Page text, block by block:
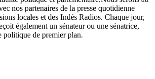
nos partenaires de la presse quotidienne
locales et des Indés Radios. Chaque jour,
également un sénateur ou une sénatrice,
politique de premier plan.